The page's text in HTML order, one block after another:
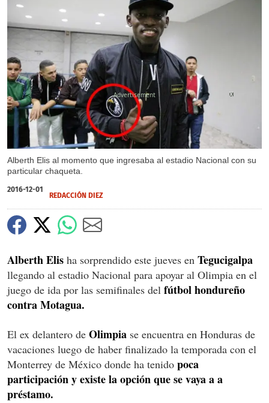
Alberth Elis al momento que ingresaba al estadio Nacional con su
particular chaqueta.
X
2016-12-01
REDACCIÓN DIEZ
Alberth Elis ha sorprendido este jueves en Tegucigalpa
llegando al estadio Nacional para apoyar al Olimpia en el
juego de ida por las semifinales del fútbol hondureño
contra Motagua.
El ex delantero de Olimpia se encuentra en Honduras de
vacaciones luego de haber finalizado la temporada con el
Monterrey de México donde ha tenido poca
participación y existe la opción que se vaya a a
préstamo.